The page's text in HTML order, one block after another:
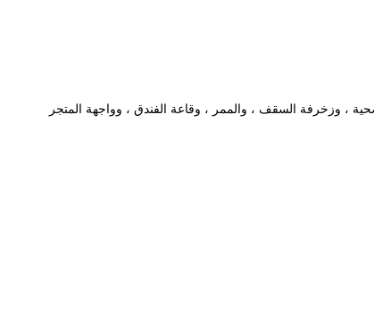
، وزخرفة السقف ، والممر ، وقاعة الفندق ، وواجهة المتجر